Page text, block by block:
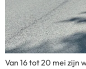
Van 16 tot 20 mei zijn